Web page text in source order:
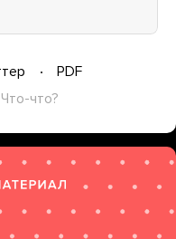
PDF
Что-что?